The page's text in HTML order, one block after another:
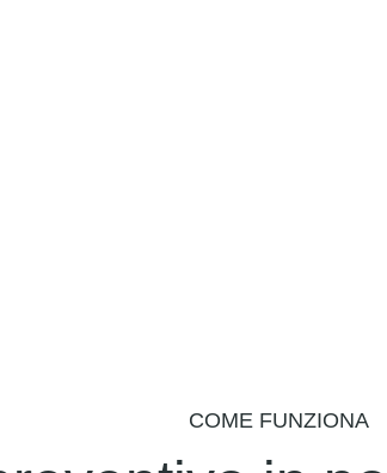
COME FUNZIONA